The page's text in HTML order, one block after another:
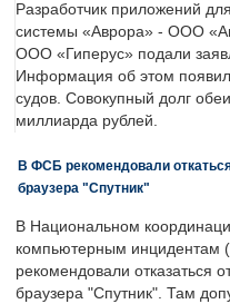
Разработчик приложений
системы «Аврора» - ООО
ООО «Гиперус» подали
Информация об этом
судов. Совокупный долг
миллиарда рублей.
В ФСБ рекомендовали
браузера "Спутник"
В Национальном
компьютерным инцидентам
рекомендовали отказаться
браузера "Спутник". Там